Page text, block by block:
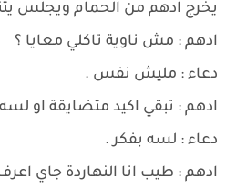
يخرج ادهم من الحمام ويجلس
ادهم : مش ناوية تاكلي معايا ؟
دعاء : مليش نفس .
ادهم : تبقي اكيد متضايقة او
دعاء : لسه بفكر .
ادهم : طيب انا النهاردة جاي